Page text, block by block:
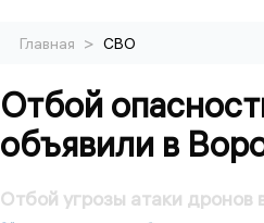
Главная > СВО
Отбой
объявили в
Отбой угрозы атаки дронов